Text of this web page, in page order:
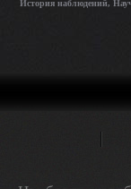
История наблюдений,